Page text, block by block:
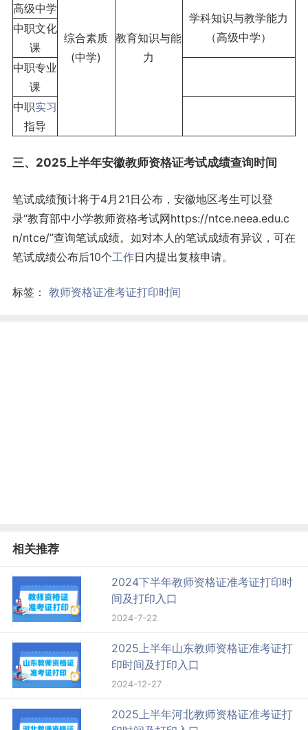
综合素质
(中学)
教育知识与能
力
高级中学
学科知识与教学能力
（高级中学）
中职文化
课
中职专业
课
中职实习
指导
三、2025上半年安徽教师资格证考试成绩查询时间
笔试成绩预计将于4月21日公布，安徽地区考生可以登
录“教育部中小学教师资格考试网https://ntce.neea.edu.c
n/ntce/”查询笔试成绩。如对本人的笔试成绩有异议，可在
笔试成绩公布后10个工作日内提出复核申请。
标签： 教师资格证准考证打印时间
相关推荐
2024下半年教师资格证准考证打印时
间及打印入口
2024-7-22
2025上半年山东教师资格证准考证打
印时间及打印入口
2024-12-27
2025上半年河北教师资格证准考证打